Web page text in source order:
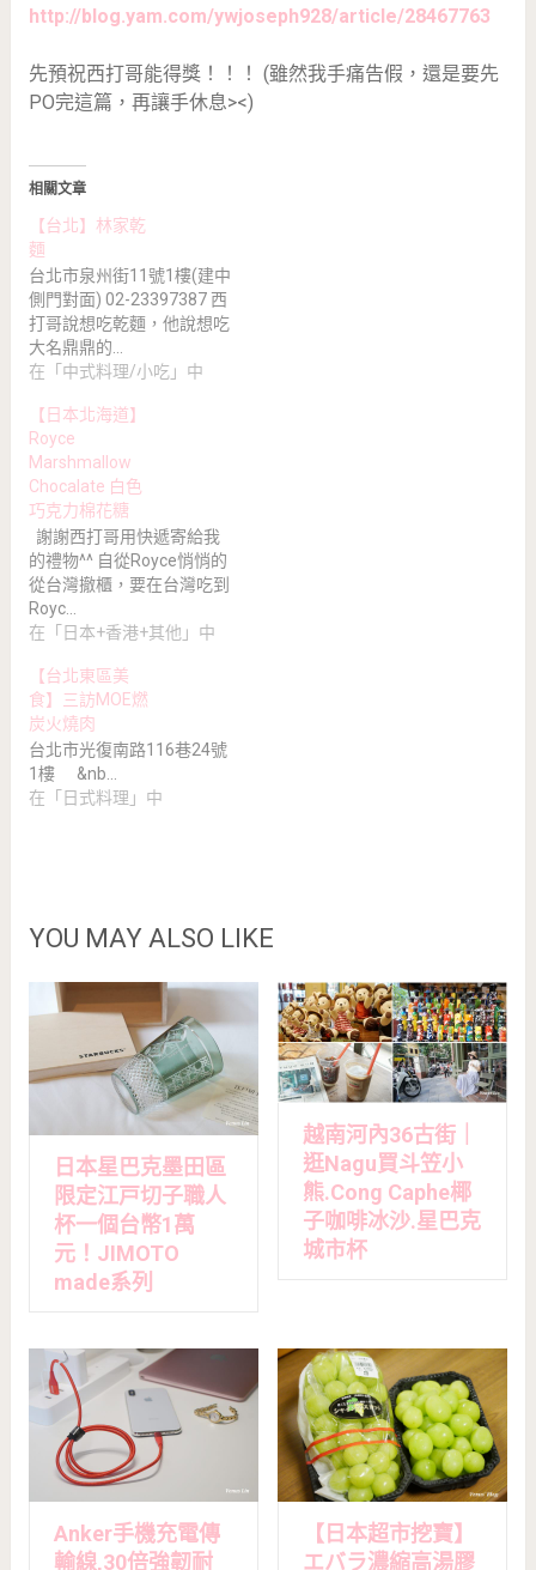
http://blog.yam.com/ywjoseph928/article/28467763
先預祝西打哥能得獎！！！ (雖然我手痛告假，還是要先
PO完這篇，再讓手休息><)
相關文章
【台北】林家乾
麵
台北市泉州街11號1樓(建中
側門對面) 02-23397387 西
打哥說想吃乾麵，他說想吃
大名鼎鼎的…
在「中式料理/小吃」中
【日本北海道】
Royce
Marshmallow
Chocalate 白色
巧克力棉花糖
謝謝西打哥用快遞寄給我
的禮物^^ 自從Royce悄悄的
從台灣撤櫃，要在台灣吃到
Royc…
在「日本+香港+其他」中
【台北東區美
食】三訪MOE燃
炭火燒肉
台北市光復南路116巷24號
1樓 &nb…
在「日式料理」中
YOU MAY ALSO LIKE
日本星巴克墨田區
限定江戸切子職人
杯一個台幣1萬
元！JIMOTO
made系列
越南河內36古街｜
逛Nagu買斗笠小
熊.Cong Caphe椰
子咖啡冰沙.星巴克
城市杯
Anker手機充電傳
輸線,30倍強韌耐
【日本超市挖寶】
エバラ濃縮高湯膠